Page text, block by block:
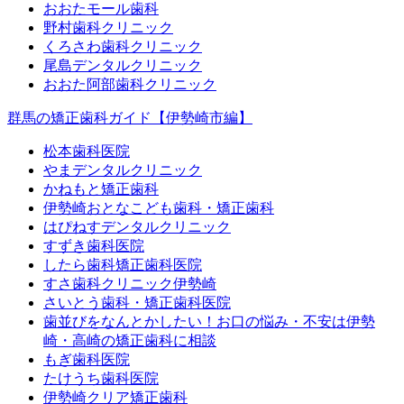
おおたモール歯科
野村歯科クリニック
くろさわ歯科クリニック
尾島デンタルクリニック
おおた阿部歯科クリニック
群馬の矯正歯科ガイド【伊勢崎市編】
松本歯科医院
やまデンタルクリニック
かねもと矯正歯科
伊勢崎おとなこども歯科・矯正歯科
はぴねすデンタルクリニック
すずき歯科医院
したら歯科矯正歯科医院
すさ歯科クリニック伊勢崎
さいとう歯科・矯正歯科医院
歯並びをなんとかしたい！お口の悩み・不安は伊勢
崎・高崎の矯正歯科に相談
もぎ歯科医院
たけうち歯科医院
伊勢崎クリア矯正歯科